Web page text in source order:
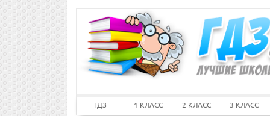
ГДЗ 1 КЛАСС 2 КЛАСС 3 КЛАСС